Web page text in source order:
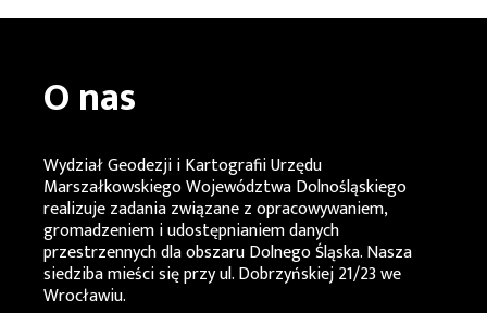
O nas
Wydział Geodezji i Kartografii Urzędu
Marszałkowskiego Województwa Dolnośląskiego
realizuje zadania związane z opracowywaniem,
gromadzeniem i udostępnianiem danych
przestrzennych dla obszaru Dolnego Śląska. Nasza
siedziba mieści się przy ul. Dobrzyńskiej 21/23 we
Wrocławiu.